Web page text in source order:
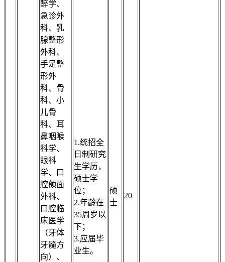
醉学、
急诊外
科、乳
腺整形
外科、
手足整
形外
科、骨
科、小
儿骨
科、耳
鼻咽喉
科学、
眼科
学、口
腔颌面
外科、
口腔临
床医学
（牙体
牙髓方
向）、
1.统招全
日制研究
生学历，
硕士学
位；
2.年龄在
35周岁以
下；
3.应届毕
业生。
硕
士
20